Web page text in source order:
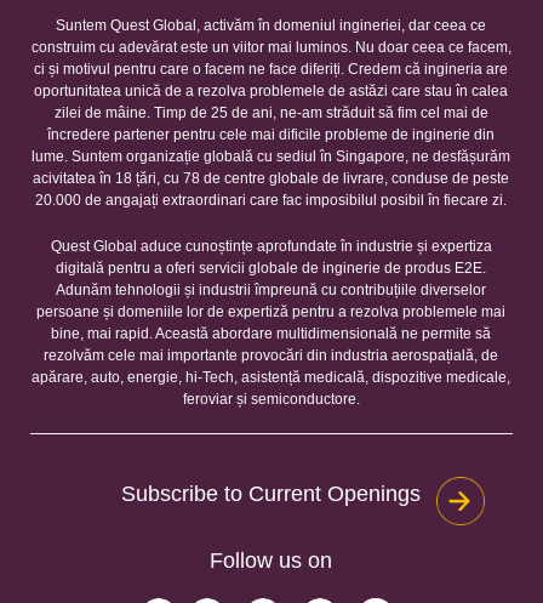
Suntem Quest Global, activăm în domeniul ingineriei, dar ceea ce
construim cu adevărat este un viitor mai luminos. Nu doar ceea ce facem,
ci și motivul pentru care o facem ne face diferiți. Credem că ingineria are
oportunitatea unică de a rezolva problemele de astăzi care stau în calea
zilei de mâine. Timp de 25 de ani, ne-am străduit să fim cel mai de
încredere partener pentru cele mai dificile probleme de inginerie din
lume. Suntem organizație globală cu sediul în Singapore, ne desfășurăm
acivitatea în 18 țări, cu 78 de centre globale de livrare, conduse de peste
20.000 de angajați extraordinari care fac imposibilul posibil în fiecare zi.
Quest Global aduce cunoștințe aprofundate în industrie și expertiza
digitală pentru a oferi servicii globale de inginerie de produs E2E.
Adunăm tehnologii și industrii împreună cu contribuțiile diverselor
persoane și domeniile lor de expertiză pentru a rezolva problemele mai
bine, mai rapid. Această abordare multidimensională ne permite să
rezolvăm cele mai importante provocări din industria aerospațială, de
apărare, auto, energie, hi-Tech, asistență medicală, dispozitive medicale,
feroviar și semiconductore.
Subscribe to Current Openings
Follow us on